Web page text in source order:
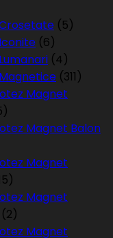
(5)
(6)
(4)
(311)
Magnet
Magnet Balon
Magnet
Magnet
(2)
Magnet